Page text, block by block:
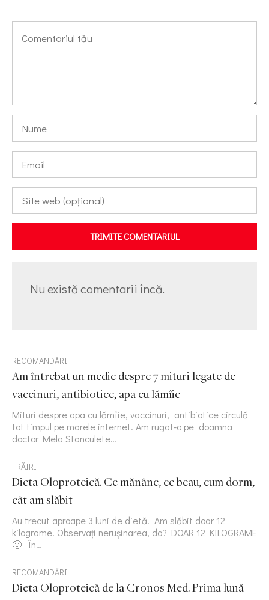
TRIMITE COMENTARIUL
Nu există comentarii încă.
RECOMANDĂRI
Am întrebat un medic despre 7 mituri legate de
vaccinuri, antibiotice, apa cu lămîie
Mituri despre apa cu lămîie, vaccinuri, antibiotice circulă
tot timpul pe marele internet. Am rugat-o pe doamna
doctor Mela Stanculete…
TRĂIRI
Dieta Oloproteică. Ce mănânc, ce beau, cum dorm,
cât am slăbit
Au trecut aproape 3 luni de dietă. Am slăbit doar 12
kilograme. Observați nerușinarea, da? DOAR 12 KILOGRAME
🙂 În…
RECOMANDĂRI
Dieta Oloproteică de la Cronos Med. Prima lună